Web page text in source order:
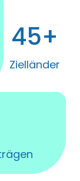
45+
Zielländer